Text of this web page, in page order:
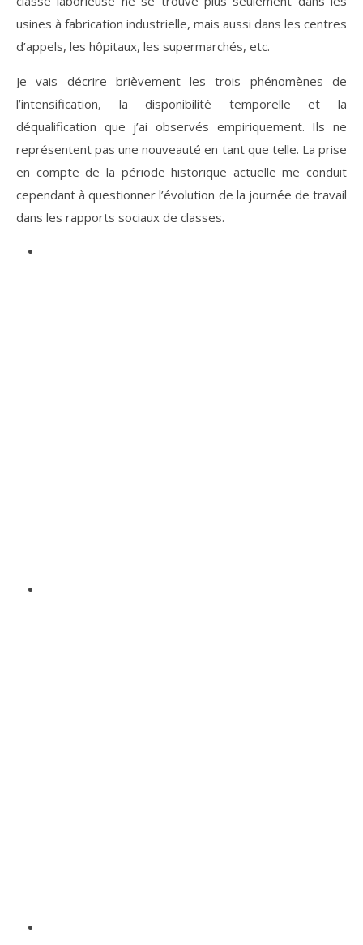
usines à fabrication industrielle, mais aussi dans les centres
d’appels, les hôpitaux, les supermarchés, etc.
Je vais décrire brièvement les trois phénomènes de
l’intensification, la disponibilité temporelle et la
déqualification que j’ai observés empiriquement. Ils ne
représentent pas une nouveauté en tant que telle. La prise
en compte de la période historique actuelle me conduit
cependant à questionner l’évolution de la journée de travail
dans les rapports sociaux de classes.